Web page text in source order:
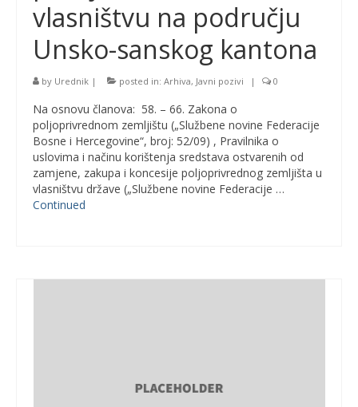
vlasništvu na području
Unsko-sanskog kantona
by Urednik | posted in: Arhiva, Javni pozivi | 0
Na osnovu članova: 58. – 66. Zakona o
poljoprivrednom zemljištu („Službene novine Federacije
Bosne i Hercegovine“, broj: 52/09) , Pravilnika o
uslovima i načinu korištenja sredstava ostvarenih od
zamjene, zakupa i koncesije poljoprivrednog zemljišta u
vlasništvu države („Službene novine Federacije …
Continued